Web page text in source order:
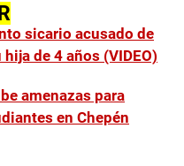
sicario acusado de
de 4 años (VIDEO)
amenazas para
en Chepén